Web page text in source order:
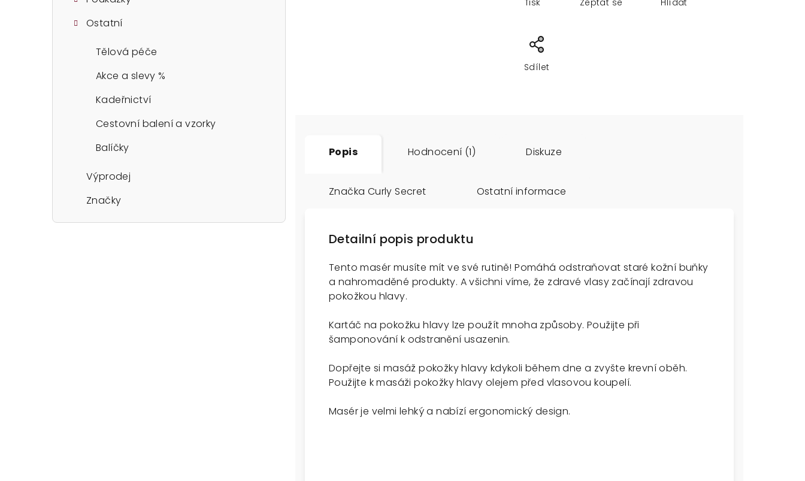
Ostatní
Tělová péče
Akce a slevy %
Kadeřnictví
Cestovní balení a vzorky
Balíčky
Výprodej
Značky
Tisk Zeptat se Hlídat
Sdílet
Popis Hodnocení (1) Diskuze
Značka Curly Secret Ostatní informace
Detailní popis produktu
Tento masér musíte mít ve své rutině! Pomáhá odstraňovat staré kožní buňky
a nahromaděné produkty. A všichni víme, že zdravé vlasy začínají zdravou
pokožkou hlavy.
Kartáč na pokožku hlavy lze použít mnoha způsoby. Použijte při
šamponování k odstranění usazenin.
Dopřejte si masáž pokožky hlavy kdykoli během dne a zvyšte krevní oběh.
Použijte k masáži pokožky hlavy olejem před vlasovou koupelí.
Masér je velmi lehký a nabízí ergonomický design.